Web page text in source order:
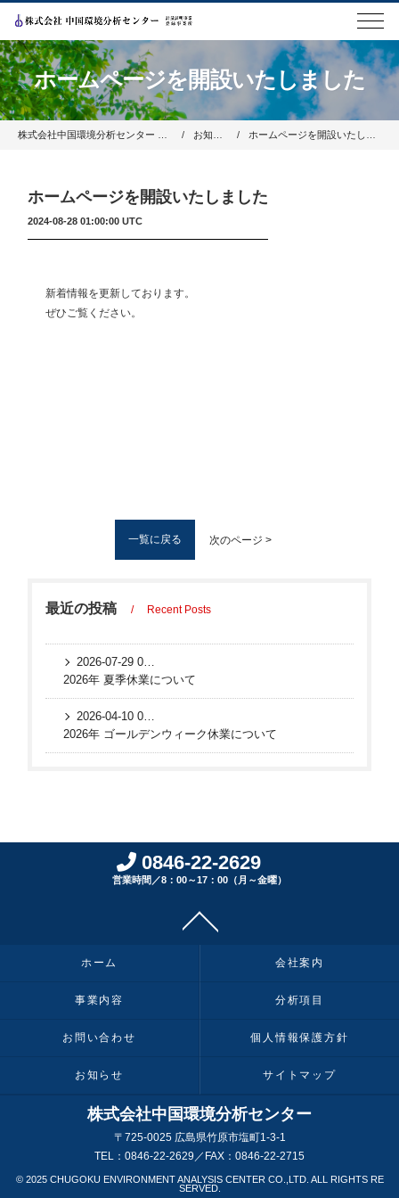
ホームページを開設いたしました
お知らせ ホームページを開設いたしました
ホームページを開設いたしました
2024-08-28 01:00:00 UTC
新着情報を更新しております。
ぜひご覧ください。
一覧に戻る 次のページ >
最近の投稿 Recent Posts
2026-07-29 07:03:10 UTC
2026年 夏季休業について
2026-04-10 02:44:59 UTC
2026年 ゴールデンウィーク休業について
0846-22-2629
営業時間／8：00～17：00（月～金曜）
ホーム 会社案内
事業内容 分析項目
お問い合わせ 個人情報保護方針
お知らせ サイトマップ
株式会社中国環境分析センター
〒725-0025 広島県竹原市塩町1-3-1
TEL：0846-22-2629／FAX：0846-22-2715
© 2025 CHUGOKU ENVIRONMENT ANALYSIS CENTER CO.,LTD. ALL RIGHTS RE
SERVED.